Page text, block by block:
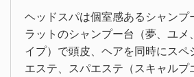
ヘッドスパは個室感あるシャンプ
ラットのシャンプー台（夢、ユメ
イプ）で頭皮、ヘアを同時にスペ
エステ、スパエステ（スキャルプ